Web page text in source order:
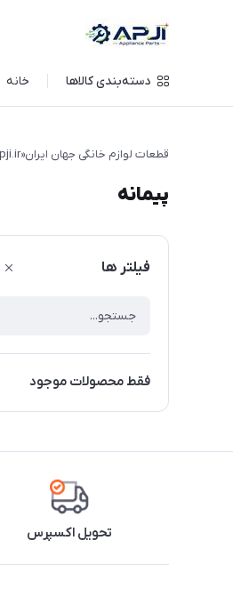
دسته‌بندی کالاها خانه
قطعات لوازم خانگی جهان ایران«apji.ir»
پیمانه
فیلتر ها
فقط محصولات موجود
تحویل اکسپرس